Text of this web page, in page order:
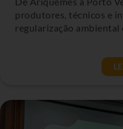
produtores, técnicos e
regularização